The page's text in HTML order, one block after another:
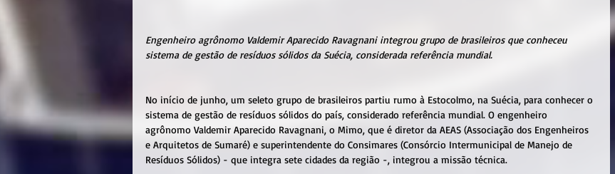
Engenheiro agrônomo Valdemir Aparecido Ravagnani integrou grupo de brasileiros que conheceu
sistema de gestão de resíduos sólidos da Suécia, considerada referência mundial.
No início de junho, um seleto grupo de brasileiros partiu rumo à Estocolmo, na Suécia, para conhecer o
sistema de gestão de resíduos sólidos do país, considerado referência mundial. O engenheiro
agrônomo Valdemir Aparecido Ravagnani, o Mimo, que é diretor da AEAS (Associação dos Engenheiros
e Arquitetos de Sumaré) e superintendente do Consimares (Consórcio Intermunicipal de Manejo de
Resíduos Sólidos) - que integra sete cidades da região -, integrou a missão técnica.